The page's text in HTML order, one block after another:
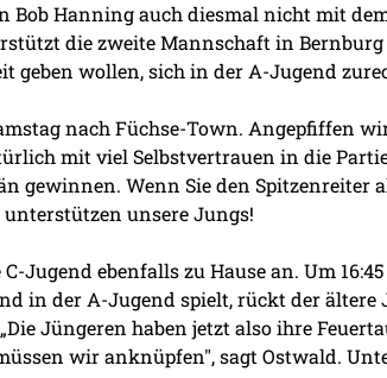
Bob Hanning auch diesmal nicht mit
die zweite Mannschaft in
geben wollen, sich in der A-Jugend
nach Füchse-Town. Angepfiffen
mit viel Selbstvertrauen in die
gewinnen. Wenn Sie den Spitzenreiter
unsere Jungs!
Jugend ebenfalls zu Hause an. Um
in der A-Jugend spielt, rückt der ältere
Jüngeren haben jetzt also ihre
wir anknüpfen", sagt Ostwald.